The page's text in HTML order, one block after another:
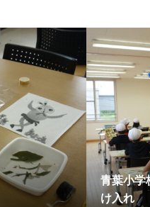
青葉小学
け入れ